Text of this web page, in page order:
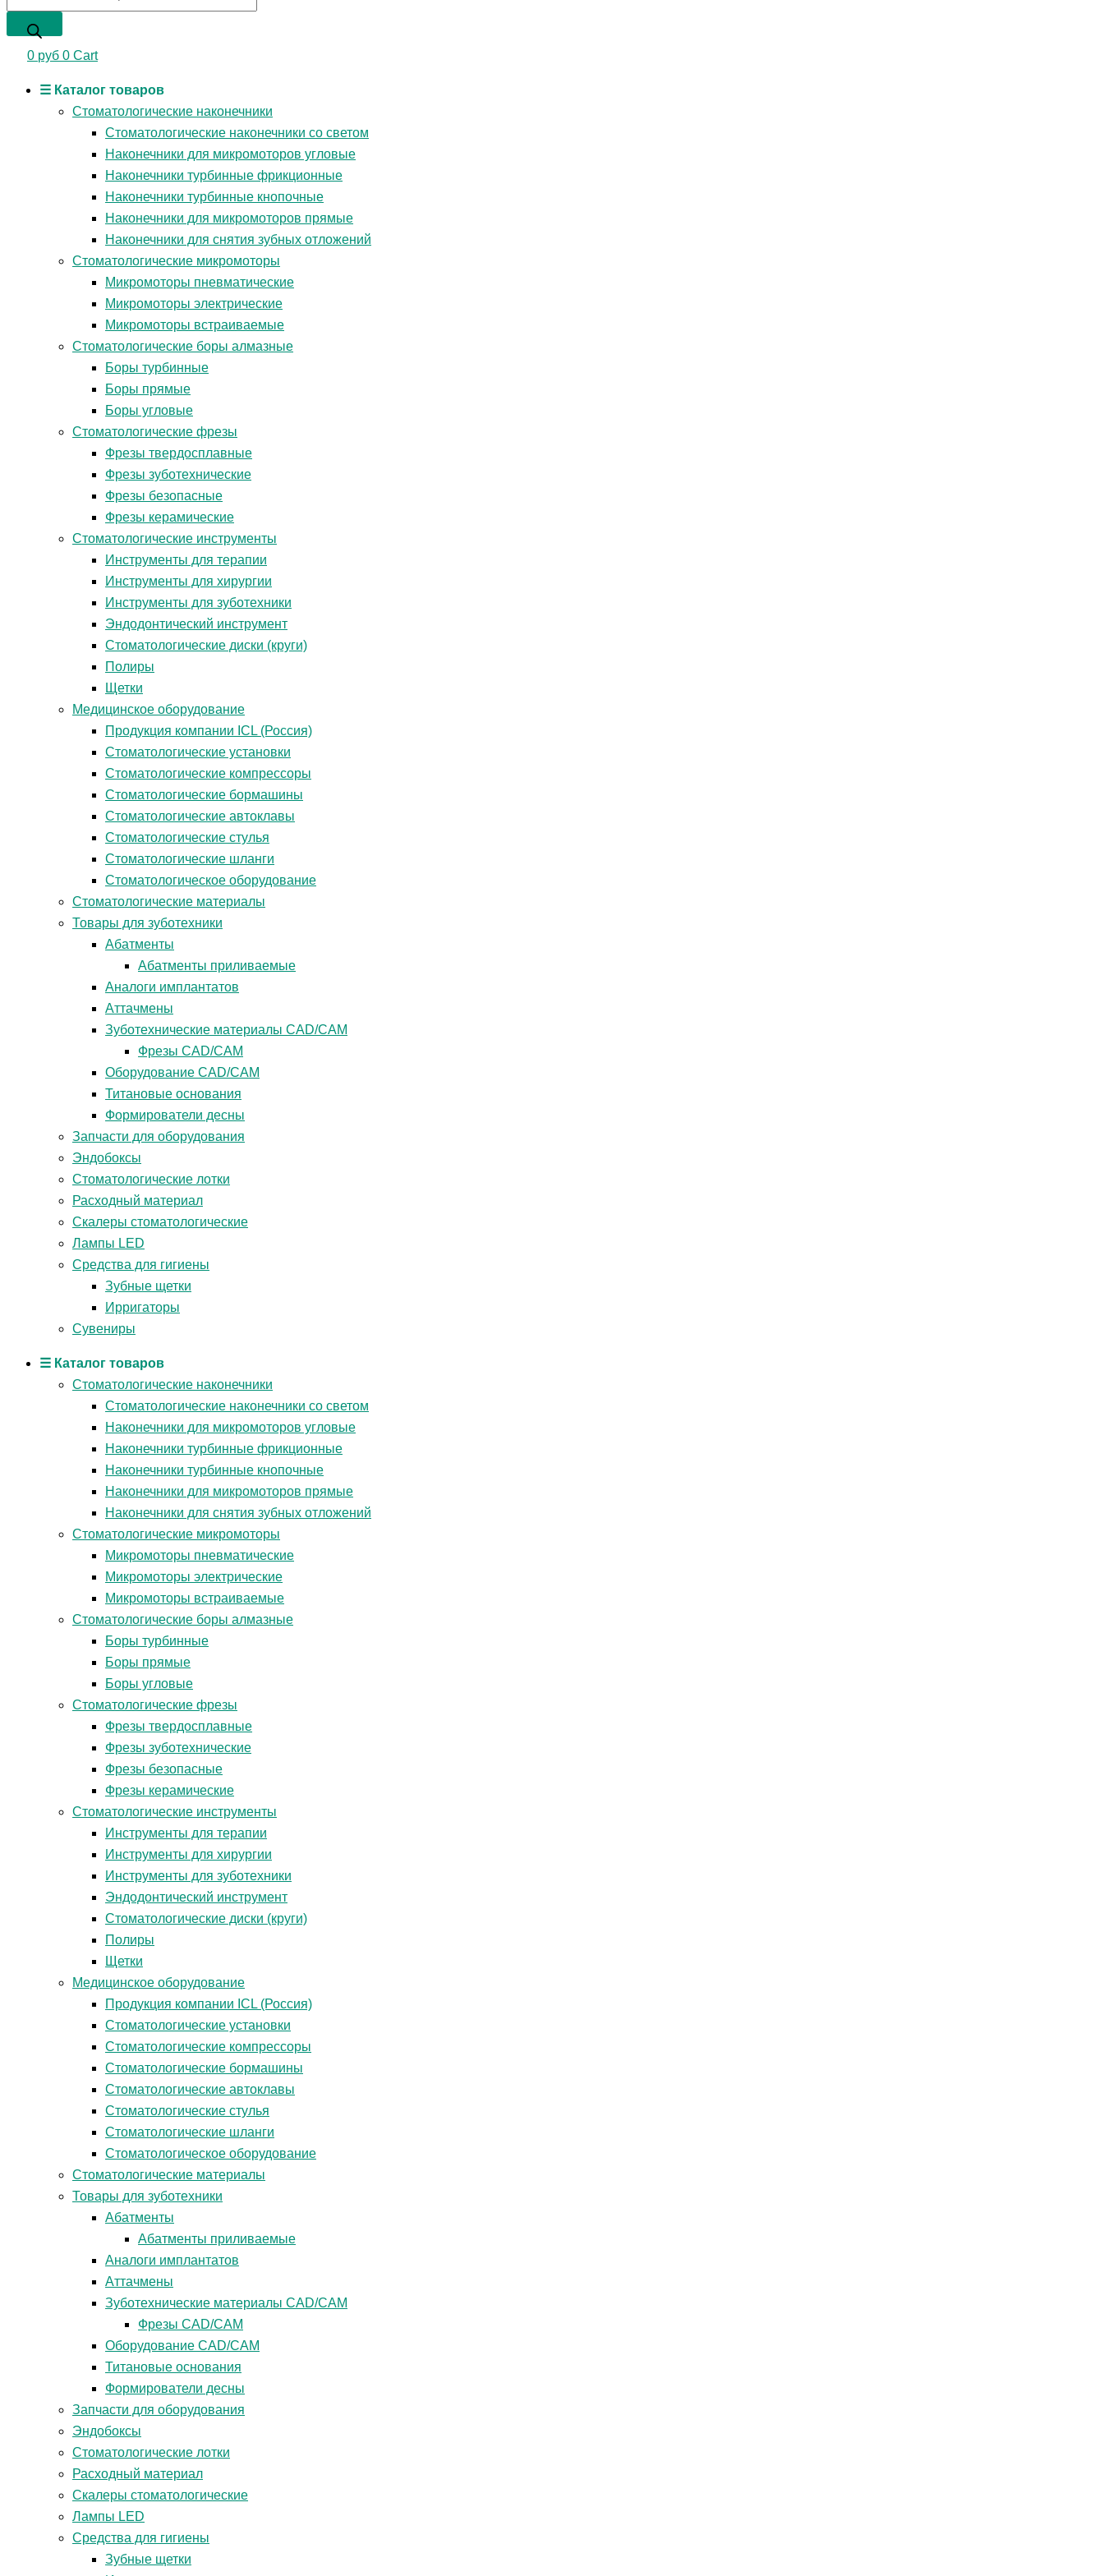
0 руб 0 Cart
☰ Каталог товаров
Стоматологические наконечники
Стоматологические наконечники со светом
Наконечники для микромоторов угловые
Наконечники турбинные фрикционные
Наконечники турбинные кнопочные
Наконечники для микромоторов прямые
Наконечники для снятия зубных отложений
Стоматологические микромоторы
Микромоторы пневматические
Микромоторы электрические
Микромоторы встраиваемые
Стоматологические боры алмазные
Боры турбинные
Боры прямые
Боры угловые
Стоматологические фрезы
Фрезы твердосплавные
Фрезы зуботехнические
Фрезы безопасные
Фрезы керамические
Стоматологические инструменты
Инструменты для терапии
Инструменты для хирургии
Инструменты для зуботехники
Эндодонтический инструмент
Стоматологические диски (круги)
Полиры
Щетки
Медицинское оборудование
Продукция компании ICL (Россия)
Стоматологические установки
Стоматологические компрессоры
Стоматологические бормашины
Стоматологические автоклавы
Стоматологические стулья
Стоматологические шланги
Стоматологическое оборудование
Стоматологические материалы
Товары для зуботехники
Абатменты
Абатменты приливаемые
Аналоги имплантатов
Аттачмены
Зуботехнические материалы CAD/CAM
Фрезы CAD/CAM
Оборудование CAD/CAM
Титановые основания
Формирователи десны
Запчасти для оборудования
Эндобоксы
Стоматологические лотки
Расходный материал
Скалеры стоматологические
Лампы LED
Средства для гигиены
Зубные щетки
Ирригаторы
Сувениры
☰ Каталог товаров
Стоматологические наконечники
Стоматологические наконечники со светом
Наконечники для микромоторов угловые
Наконечники турбинные фрикционные
Наконечники турбинные кнопочные
Наконечники для микромоторов прямые
Наконечники для снятия зубных отложений
Стоматологические микромоторы
Микромоторы пневматические
Микромоторы электрические
Микромоторы встраиваемые
Стоматологические боры алмазные
Боры турбинные
Боры прямые
Боры угловые
Стоматологические фрезы
Фрезы твердосплавные
Фрезы зуботехнические
Фрезы безопасные
Фрезы керамические
Стоматологические инструменты
Инструменты для терапии
Инструменты для хирургии
Инструменты для зуботехники
Эндодонтический инструмент
Стоматологические диски (круги)
Полиры
Щетки
Медицинское оборудование
Продукция компании ICL (Россия)
Стоматологические установки
Стоматологические компрессоры
Стоматологические бормашины
Стоматологические автоклавы
Стоматологические стулья
Стоматологические шланги
Стоматологическое оборудование
Стоматологические материалы
Товары для зуботехники
Абатменты
Абатменты приливаемые
Аналоги имплантатов
Аттачмены
Зуботехнические материалы CAD/CAM
Фрезы CAD/CAM
Оборудование CAD/CAM
Титановые основания
Формирователи десны
Запчасти для оборудования
Эндобоксы
Стоматологические лотки
Расходный материал
Скалеры стоматологические
Лампы LED
Средства для гигиены
Зубные щетки